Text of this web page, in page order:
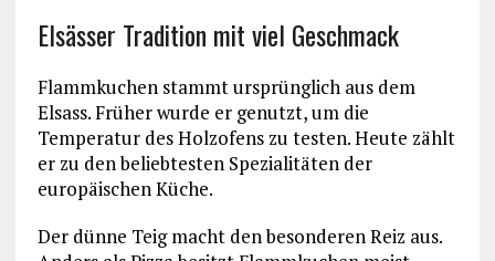
Elsässer Tradition mit viel Geschmack
Flammkuchen stammt ursprünglich aus dem
Elsass. Früher wurde er genutzt, um die
Temperatur des Holzofens zu testen. Heute zählt
er zu den beliebtesten Spezialitäten der
europäischen Küche.
Der dünne Teig macht den besonderen Reiz aus.